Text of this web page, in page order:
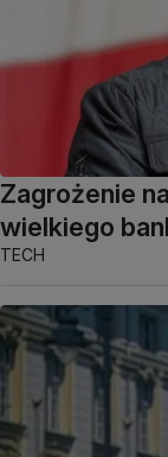
Zagrożenie
wielkiego
TECH